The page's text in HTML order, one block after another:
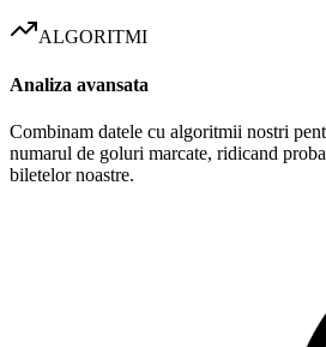
ALGORITMI
Analiza avansata
Combinam datele cu algoritmii nostri
numarul de goluri marcate, ridicand
biletelor noastre.